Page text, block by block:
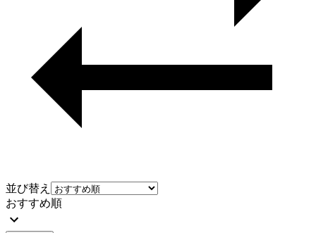
並び替え
おすすめ順